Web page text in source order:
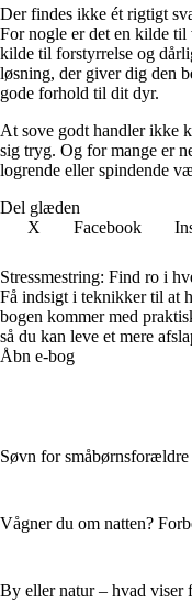
Der findes ikke ét rigtigt
For nogle er det en kilde
kilde til forstyrrelse og
løsning, der giver dig den
gode forhold til dit dyr.
At sove godt handler ikke
sig tryg. Og for mange er
logrende eller spindende
Del glæden
X
Facebook
Stressmestring: Find ro i
Få indsigt i teknikker til at
bogen kommer med
så du kan leve et mere
Åbn e-bog
Søvn for
Vågner du om natten?
By eller natur – hvad viser